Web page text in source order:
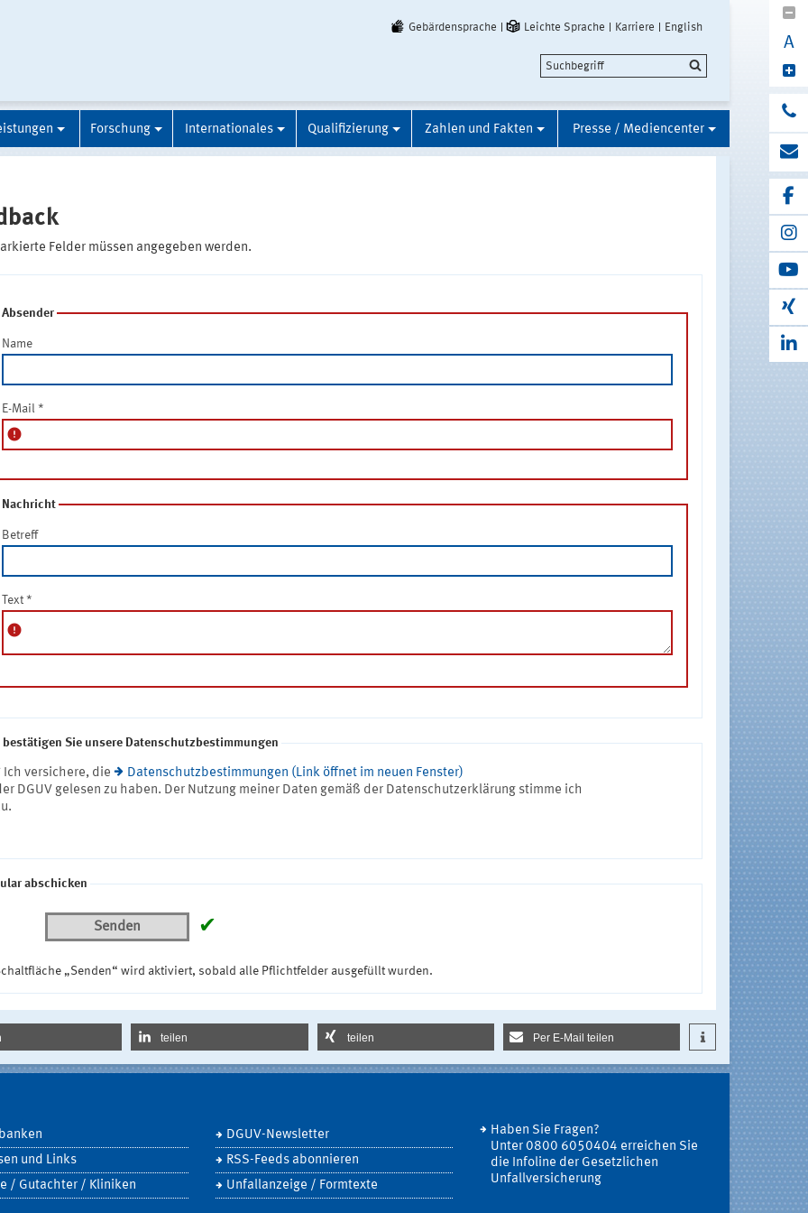
Gebärdensprache Leichte Sprache Karriere English
A
Forschung Internationales Qualifizierung Zahlen und Fakten Presse / Mediencenter
Felder müssen angegeben werden.
Absender
Name
E-Mail *
error
Nachricht
Betreff
Text *
error
Sie unsere Datenschutzbestimmungen
Ich versichere, die
Datenschutzbestimmungen (Link öffnet im neuen Fenster)
DGUV gelesen zu haben. Der Nutzung meiner Daten gemäß der Datenschutzerklärung stimme ich
abschicken
Senden ✔
„Senden“ wird aktiviert, sobald alle Pflichtfelder ausgefüllt wurden.
teilen teilen Per E-Mail teilen
und Links
/ Gutachter / Kliniken
DGUV-Newsletter
RSS-Feeds abonnieren
Unfallanzeige / Formtexte
Haben Sie Fragen?
Unter 0800 6050404 erreichen Sie
die Infoline der Gesetzlichen
Unfallversicherung